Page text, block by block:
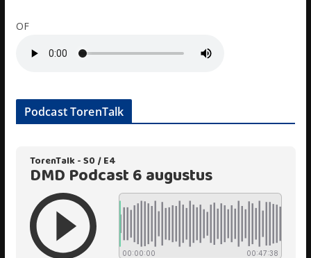
OF
Podcast TorenTalk